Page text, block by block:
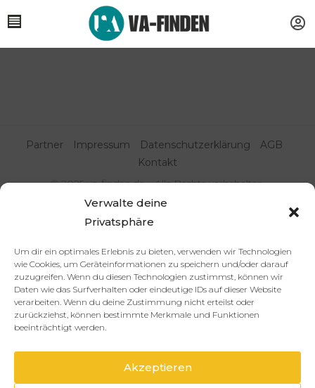
Verwalte deine
Privatsphäre
Um dir ein optimales Erlebnis zu bieten, verwenden wir Technologien
wie Cookies, um Geräteinformationen zu speichern und/oder darauf
zuzugreifen. Wenn du diesen Technologien zustimmst, können wir
Daten wie das Surfverhalten oder eindeutige IDs auf dieser Website
verarbeiten. Wenn du deine Zustimmung nicht erteilst oder
zurückziehst, können bestimmte Merkmale und Funktionen
beeinträchtigt werden.
Akzeptieren
© 2025 va-finden.de – Alle Rechte vorbehalten.
Partner Impressum Datenschutzerklärung
AGB
Kontakt
Virtuelle Assistenz & Freelancer
finden | VA Expert:innenportal